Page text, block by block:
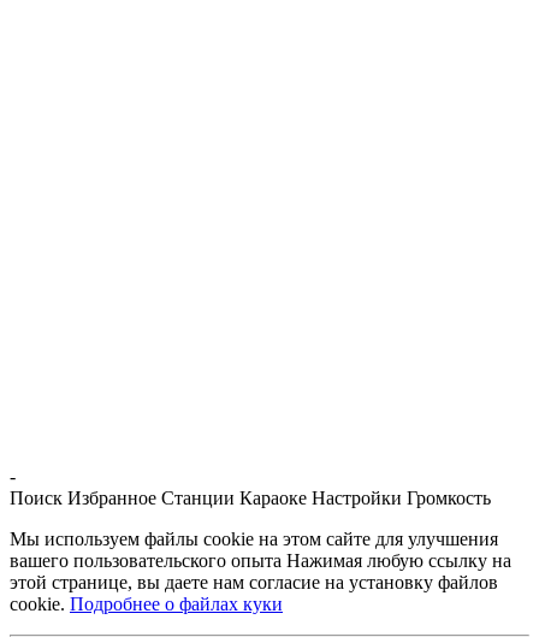
-
Поиск Избранное Станции Караоке Настройки Громкость
Мы используем файлы cookie на этом сайте для улучшения
вашего пользовательского опыта Нажимая любую ссылку на
этой странице, вы даете нам согласие на установку файлов
cookie. Подробнее о файлах куки